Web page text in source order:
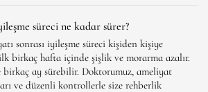
süreci ne kadar sürer?
sonrası iyileşme süreci kişiden kişiye
birkaç hafta içinde şişlik ve morarma azalır.
birkaç ay sürebilir. Doktorumuz, ameliyat
ve düzenli kontrollerle size rehberlik